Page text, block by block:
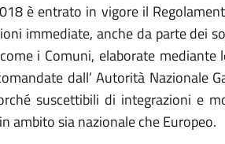
è entrato in vigore il
immediate, anche da parte dei
i Comuni, elaborate mediante
dall’ Autorità Nazionale
suscettibili di integrazioni e
ambito sia nazionale che Europeo.